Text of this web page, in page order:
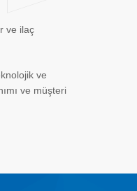
ve ilaç
ve
ve müşteri